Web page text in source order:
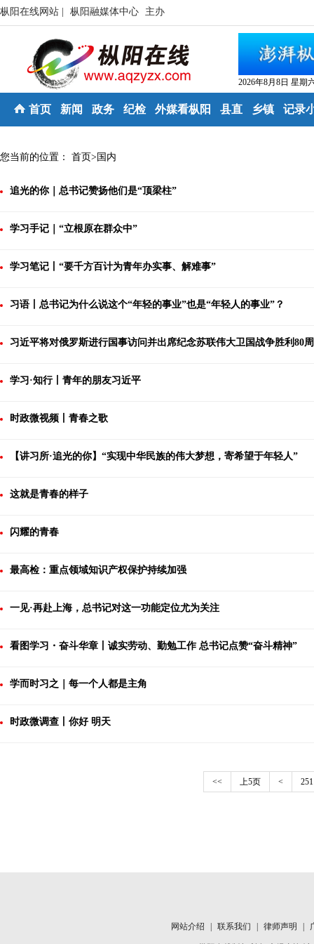
枞阳在线网站 | 枞阳融媒体中心 主办
2026年8月8日 星期
首页 新闻 政务 纪检 外媒看枞阳 县直 乡镇 记录
您当前的位置： 首页>国内
追光的你｜总书记赞扬他们是“顶梁柱”
学习手记｜“立根原在群众中”
学习笔记丨“要千方百计为青年办实事、解难事”
习语丨总书记为什么说这个“年轻的事业”也是“年轻人的事业”？
习近平将对俄罗斯进行国事访问并出席纪念苏联伟大卫国战争胜利80
学习·知行丨青年的朋友习近平
时政微视频丨青春之歌
【讲习所·追光的你】“实现中华民族的伟大梦想，寄希望于年轻人”
这就是青春的样子
闪耀的青春
最高检：重点领域知识产权保护持续加强
一见·再赴上海，总书记对这一功能定位尤为关注
看图学习・奋斗华章丨诚实劳动、勤勉工作 总书记点赞“奋斗精神”
学而时习之｜每一个人都是主角
时政微调查丨你好 明天
<< 上5页 < 251
网站介绍 联系我们 律师声明